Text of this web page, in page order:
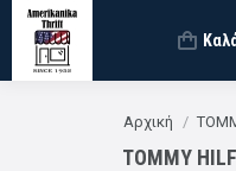
You are here:
Αρχική
TOMMY